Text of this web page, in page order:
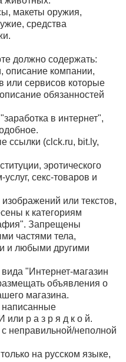
макеты оружия,
средства
должно содержать:
описание компании,
или сервисов которые
обязанностей
в интернет",
ссылки (clck.ru, bit.ly,
эротического
секс-товаров и
или текстов,
к категориям
Запрещены
частями тела,
и любыми другими
"Интернет-магазин
объявления о
магазина.
р а з р я д к о й.
неправильной/неполной
на русском языке,